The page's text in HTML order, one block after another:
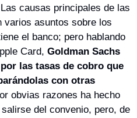
causas principales de las
varios asuntos sobre los
el banco; pero hablando
Card, Goldman Sachs
las tasas de cobro que
con otras
obvias razones ha hecho
del convenio, pero, de